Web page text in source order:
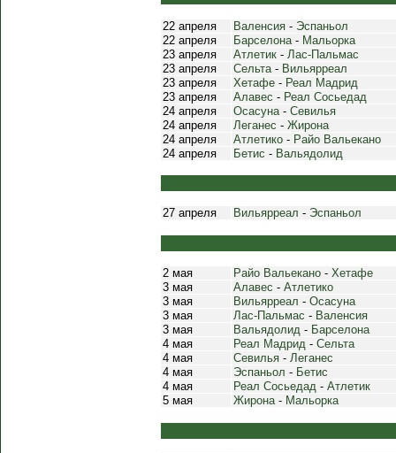
22 апреля Валенсия - Эспаньол
22 апреля
Барселона- Мальорка
23 апреля
Атлетик - Лас-Пальмас
23 апреля
Сельта- Вильярреал
23 апреля
Хетафе - Реал Мадрид
23 апреля
Алавес - Реал Сосьедад
24 апреля
Осасуна- Севилья
24 апреля
Леганес - Жирона
24 апреля
Атлетико - Райо Вальекано
24 апреля
Бетис - Вальядолид
27 апреля Вильярреал - Эспаньол
2 мая Райо Вальекано - Хетафе
3 мая
Алавес - Атлетико
3 мая
Вильярреал - Осасуна
3 мая
Лас-Пальмас - Валенсия
3 мая
Вальядолид - Барселона
4 мая
Реал Мадрид - Сельта
4 мая
Севилья - Леганес
4 мая
Эспаньол - Бетис
4 мая
Реал Сосьедад - Атлетик
5 мая
Жирона- Мальорка